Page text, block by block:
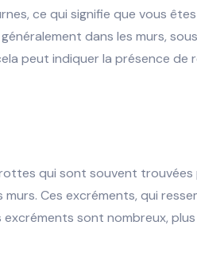
ce qui signifie que vous
dans les murs,
peut indiquer la présence de
qui sont souvent
Ces excréments, qui
sont nombreux,